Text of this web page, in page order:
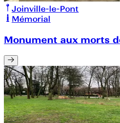
Joinville-le-Pont
Mémorial
Monument aux morts